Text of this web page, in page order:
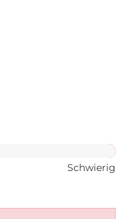
Schwierig